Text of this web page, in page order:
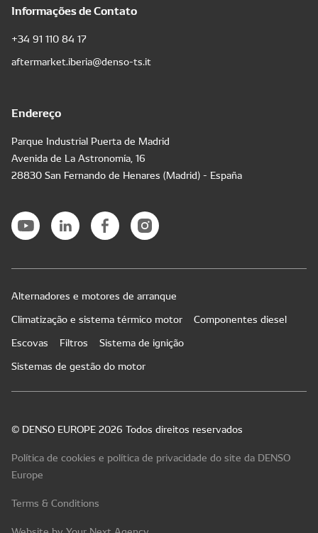
Informações de Contato
+34 91 110 84 17
aftermarket.iberia@denso-ts.it
Endereço
Parque Industrial Puerta de Madrid
Avenida de La Astronomía, 16
28830 San Fernando de Henares (Madrid) - España
Alternadores e motores de arranque
Climatização e sistema térmico motor
Componentes diesel
Escovas
Filtros
Sistema de ignição
Sistemas de gestão do motor
© DENSO EUROPE 2026 Todos direitos reservados
Política de cookies e política de privacidade do site da DENSO
Europe
Terms & Conditions